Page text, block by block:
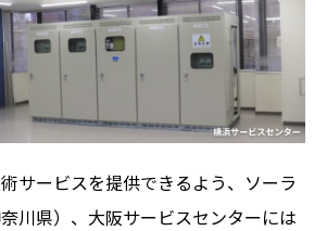
サービスを提供できるよう、ソーラ
川県）、大阪サービスセンターには